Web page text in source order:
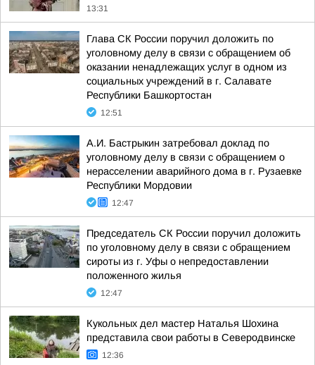
13:31
Глава СК России поручил доложить по
уголовному делу в связи с обращением об
оказании ненадлежащих услуг в одном из
социальных учреждений в г. Салавате
Республики Башкортостан
12:51
А.И. Бастрыкин затребовал доклад по
уголовному делу в связи с обращением о
нерасселении аварийного дома в г. Рузаевке
Республики Мордовии
12:47
Председатель СК России поручил доложить
по уголовному делу в связи с обращением
сироты из г. Уфы о непредоставлении
положенного жилья
12:47
Кукольных дел мастер Наталья Шохина
представила свои работы в Северодвинске
12:36